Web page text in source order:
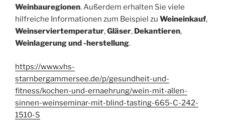
Weinbauregionen. Außerdem erhalten Sie viele
hilfreiche Informationen zum Beispiel zu Weineinkauf,
Weinserviertemperatur,Gläser, Dekantieren,
Weinlagerung und -herstellung.
https://www.vhs-
starnbergammersee.de/p/gesundheit-und-
fitness/kochen-und-ernaehrung/wein-mit-allen-
sinnen-weinseminar-mit-blind-tasting-665-C-242-
1510-S